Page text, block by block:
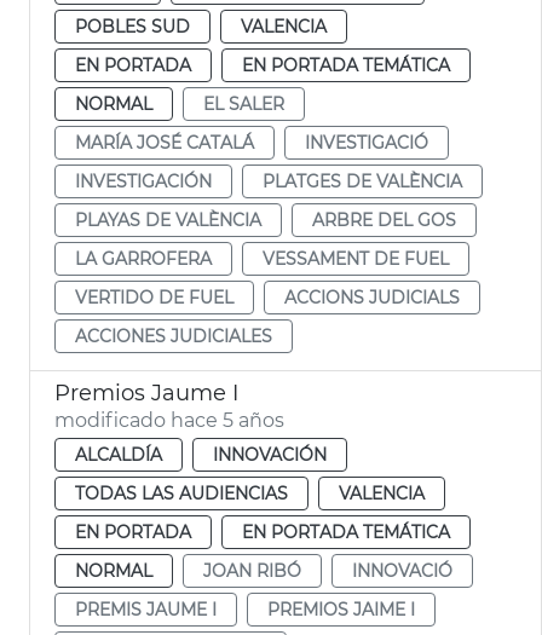
POBLES SUD
VALENCIA
EN PORTADA
EN PORTADA TEMÁTICA
NORMAL
EL SALER
MARÍA JOSÉ CATALÁ
INVESTIGACIÓ
INVESTIGACIÓN
PLATGES DE VALÈNCIA
PLAYAS DE VALÈNCIA
ARBRE DEL GOS
LA GARROFERA
VESSAMENT DE FUEL
VERTIDO DE FUEL
ACCIONS JUDICIALS
ACCIONES JUDICIALES
Premios Jaume I
modificado hace 5 años
ALCALDÍA
INNOVACIÓN
TODAS LAS AUDIENCIAS
VALENCIA
EN PORTADA
EN PORTADA TEMÁTICA
NORMAL
JOAN RIBÓ
INNOVACIÓ
PREMIS JAUME I
PREMIOS JAIME I